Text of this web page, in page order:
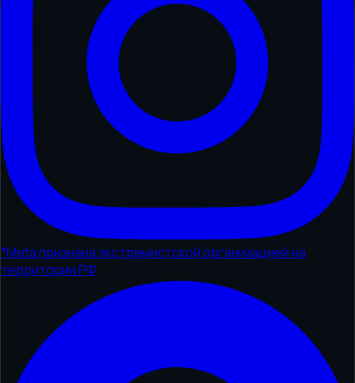
*Meta признана экстремистской организацией на
территории РФ